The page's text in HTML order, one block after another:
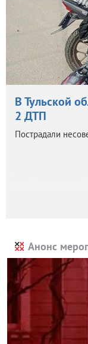
В Тульской
2 ДТП
Пострадали
Анонс